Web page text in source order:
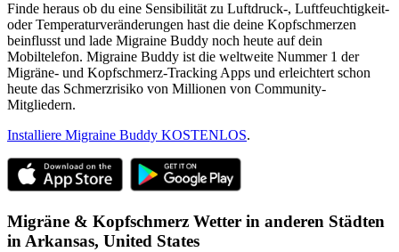
Finde heraus ob du eine Sensibilität zu Luftdruck-, Luftfeuchtigkeit-
oder Temperaturveränderungen hast die deine Kopfschmerzen
beinflusst und lade Migraine Buddy noch heute auf dein
Mobiltelefon. Migraine Buddy ist die weltweite Nummer 1 der
Migräne- und Kopfschmerz-Tracking Apps und erleichtert schon
heute das Schmerzrisiko von Millionen von Community-
Mitgliedern.
Installiere Migraine Buddy KOSTENLOS.
Migräne & Kopfschmerz Wetter in anderen Städten
in Arkansas, United States